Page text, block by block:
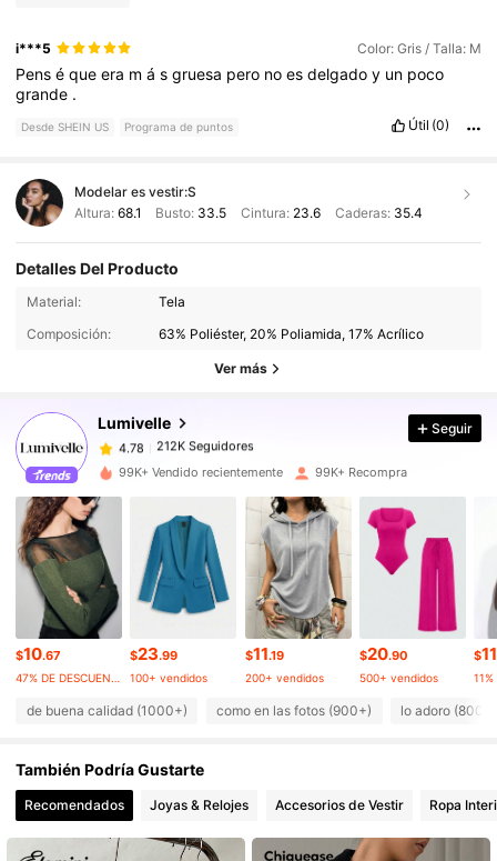
i***5 Color: Gris / Talla: M
Penséqueera másgruesa pero noesdelgadoy un poco
grande .
Desde SHEIN US Programa de puntos Útil (0)
Modelar es vestir:S
Altura: 68.1 Busto: 33.5 Cintura: 23.6 Caderas: 35.4
Detalles Del Producto
Material:
Tela
Composición:
63% Poliéster, 20% Poliamida, 17% Acrílico
Ver más
Lumivelle
212K Seguidores
4.78
212K Seguidores
c***4 pagóHace 16 horas
4.78 212K Seguidores
4.78 212K Seguidores
4.78 212K Seguidores
4.78 212K Seguidores
4.78 212K Seguidores
4.78 212K Seguidores
Seguir
99K+ Vendido recientemente 99K+ Recompra
$10.67
47% DE DESCUENTO
$23.99
100+ vendidos
$11.19
200+ vendidos
$20.90
500+ vendidos
$11
de buena calidad (1000+) como en las fotos (900+) lo adoro (800+)
También Podría Gustarte
Recomendados Joyas & Relojes Accesorios de Vestir Ropa